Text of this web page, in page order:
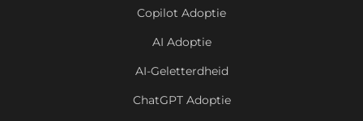
Copilot Adoptie
AI Adoptie
AI-Geletterdheid
ChatGPT Adoptie